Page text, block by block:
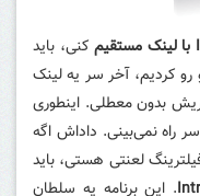
کنی، باید
کردیم، آخر سر یه لینک
بدون معطلی. اینطوری
راه نمی‌بینی. داداش اگه
لعنتی هستی، باید
. این برنامه یه سلطان